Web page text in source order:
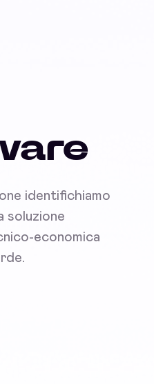
identifichiamo
soluzione
economica